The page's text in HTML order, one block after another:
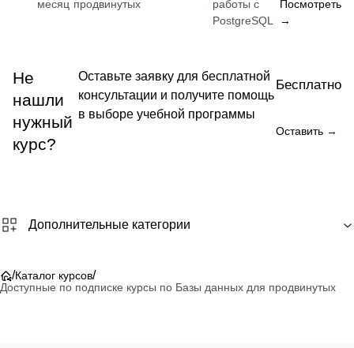
месяц продвинутых
работы с
PostgreSQL
Посмотреть
→
Не
нашли
нужный
курс?
Оставьте заявку для бесплатной
консультации и получите помощь
в выборе учебной программы
Бесплатно
Оставить →
Дополнительные категории
/Каталог курсов/
Доступные по подписке курсы по Базы данных для продвинутых